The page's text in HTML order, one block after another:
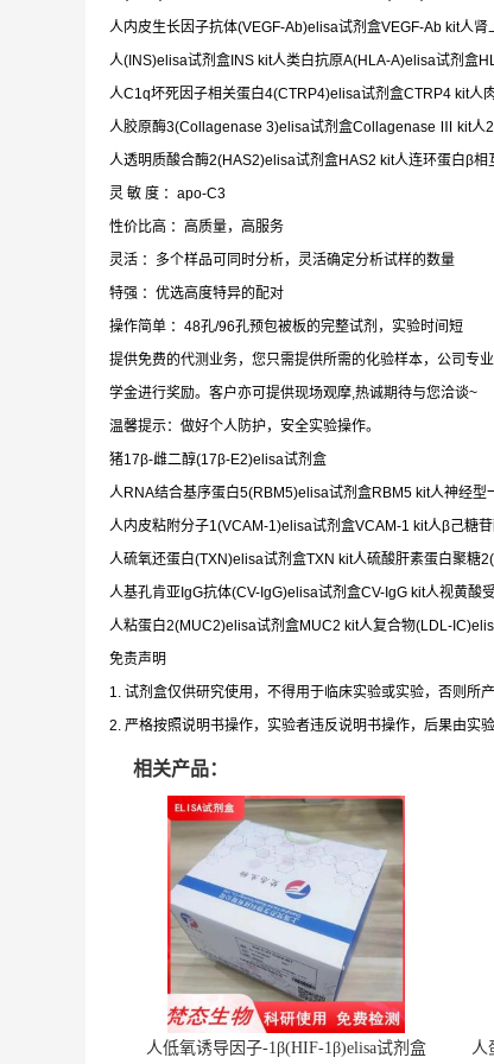
人内皮生长因子抗体(VEGF-Ab)elisa试剂盒VEGF-Ab kit人
人(INS)elisa试剂盒INS kit人类白抗原A(HLA-A)elisa试剂盒
人C1q坏死因子相关蛋白4(CTRP4)elisa试剂盒CTRP4 kit人
人胶原酶3(Collagenase 3)elisa试剂盒Collagenase Ⅲ kit人
人透明质酸合酶2(HAS2)elisa试剂盒HAS2 kit人连环蛋白β相
灵 敏 度 ：apo-C3
性价比高 ：高质量，高服务
灵活 ：多个样品可同时分析，灵活确定分析试样的数量
特强 ：优选高度特异的配对
操作简单 ：48孔/96孔预包被板的完整试剂，实验时间短
提供免费的代测业务，您只需提供所需的化验样本，公司专
学金进行奖励。客户亦可提供现场观摩,热诚期待与您洽谈~
温馨提示：做好个人防护，安全实验操作。
猪17β-雌二醇(17β-E2)elisa试剂盒
人RNA结合基序蛋白5(RBM5)elisa试剂盒RBM5 kit人神经
人内皮粘附分子1(VCAM-1)elisa试剂盒VCAM-1 kit人β己糖
人硫氧还蛋白(TXN)elisa试剂盒TXN kit人硫酸肝素蛋白聚糖
人基孔肯亚IgG抗体(CV-IgG)elisa试剂盒CV-IgG kit人视黄
人粘蛋白2(MUC2)elisa试剂盒MUC2 kit人复合物(LDL-
免责声明
1. 试剂盒仅供研究使用，不得用于临床实验或实验，否则所
2. 严格按照说明书操作，实验者违反说明书操作，后果由实验
相关产品：
人低氧诱导因子-1β(HIF-1β)elisa试剂盒 人